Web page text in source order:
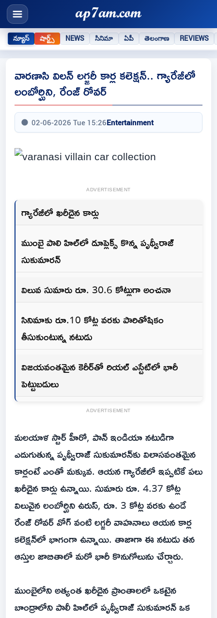
న్యూస్ షార్ట్స్ NEWS సినిమా ఏపీ తెలంగాణ REVIEWS
వారణాసి విలన్ లగ్జరీ కార్ల కలెక్షన్.. గ్యారేజీలో
లంబోర్ఘిని, రేంజ్ రోవర్
02-06-2026 Tue 15:26Entertainment
ADVERTISEMENT
గ్యారేజీలో ఖరీదైన కార్లు
ముంబై పాలి హిల్‌లో డూప్లెక్స్ కొన్న పృథ్వీరాజ్
సుకుమారన్
విలువ సుమారు రూ. 30.6 కోట్లుగా అంచనా
సినిమాకు రూ.10 కోట్ల వరకు పారితోషికం
తీసుకుంటున్న నటుడు
విజయవంతమైన కెరీర్‌తో రియల్ ఎస్టేట్‌లో భారీ
పెట్టుబడులు
ADVERTISEMENT
మలయాళ స్టార్ హీరో, పాన్ ఇండియా నటుడిగా
ఎదుగుతున్న పృథ్వీరాజ్ సుకుమారన్‌కు విలాసవంతమైన
కార్లంటే ఎంతో మక్కువ. ఆయన గ్యారేజీలో ఇప్పటికే పలు
ఖరీదైన కార్లు ఉన్నాయి. సుమారు రూ. 4.37 కోట్ల
విలువైన లంబోర్ఘిని ఉరుస్, రూ. 3 కోట్ల వరకు ఉండే
రేంజ్ రోవర్ వోగ్ వంటి లగ్జరీ వాహనాలు ఆయన కార్ల
కలెక్షన్‌లో భాగంగా ఉన్నాయి. తాజాగా ఈ నటుడు తన
ఆస్తుల జాబితాలో మరో భారీ కొనుగోలును చేర్చారు.
ముంబైలోని అత్యంత ఖరీదైన ప్రాంతాలలో ఒకటైన
బాంద్రాలోని పాలీ హిల్‌లో పృథ్వీరాజ్ సుకుమారన్ ఒక